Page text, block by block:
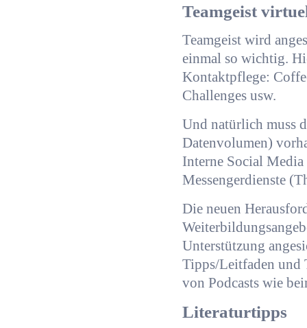
Teamgeist
Teamgeist wird
einmal so wichtig.
Kontaktpflege:
Challenges usw.
Und natürlich muss
Datenvolumen)
Interne Social
Messengerdienste
Die neuen
Unterstützung
Tipps/Leitfaden und
von Podcasts wie
Literaturtipps